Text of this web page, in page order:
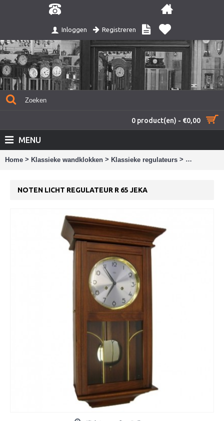
Inloggen Registreren
0 product(en) - €0,00
MENU
Home > Klassieke wandklokken > Klassieke regulateurs > Noten licht
NOTEN LICHT REGULATEUR R 65 JEKA